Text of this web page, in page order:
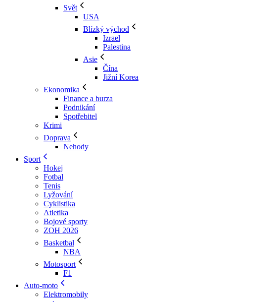
Svět
USA
Blízký východ
Izrael
Palestina
Asie
Čína
Jižní Korea
Ekonomika
Finance a burza
Podnikání
Spotřebitel
Krimi
Doprava
Nehody
Sport
Hokej
Fotbal
Tenis
Lyžování
Cyklistika
Atletika
Bojové sporty
ZOH 2026
Basketbal
NBA
Motosport
F1
Auto-moto
Elektromobily